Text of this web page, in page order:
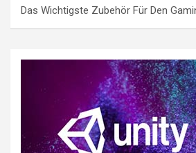
Das Wichtigste Zubehör Für Den